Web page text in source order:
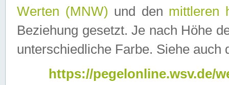
Werten (MNW) und den mittleren
Beziehung gesetzt. Je nach Höhe
unterschiedliche Farbe. Siehe auch
https://pegelonline.wsv.de/